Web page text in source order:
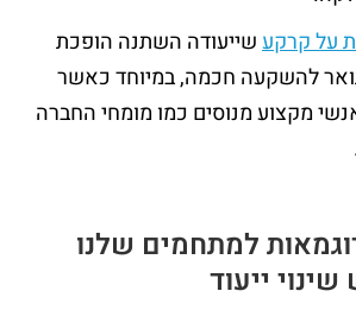
על קרקעשייעודה השתנה הופכת
להשקעה חכמה, במיוחד כאשר
מקצוע מנוסים כמו מומחי החברה
למתחמים שלנו
ייעוד